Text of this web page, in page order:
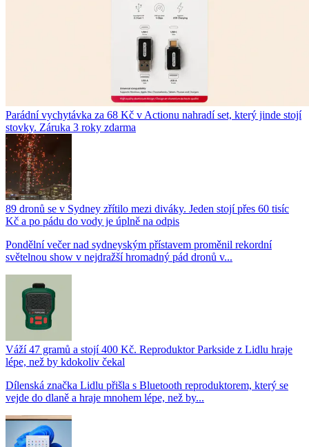
Parádní vychytávka za 68 Kč v Actionu nahradí set, který jinde stojí
stovky. Záruka 3 roky zdarma
89 dronů se v Sydney zřítilo mezi diváky. Jeden stojí přes 60 tisíc
Kč a po pádu do vody je úplně na odpis
Pondělní večer nad sydneyským přístavem proměnil rekordní
světelnou show v nejdražší hromadný pád dronů v...
Váží 47 gramů a stojí 400 Kč. Reproduktor Parkside z Lidlu hraje
lépe, než by kdokoliv čekal
Dílenská značka Lidlu přišla s Bluetooth reproduktorem, který se
vejde do dlaně a hraje mnohem lépe, než by...